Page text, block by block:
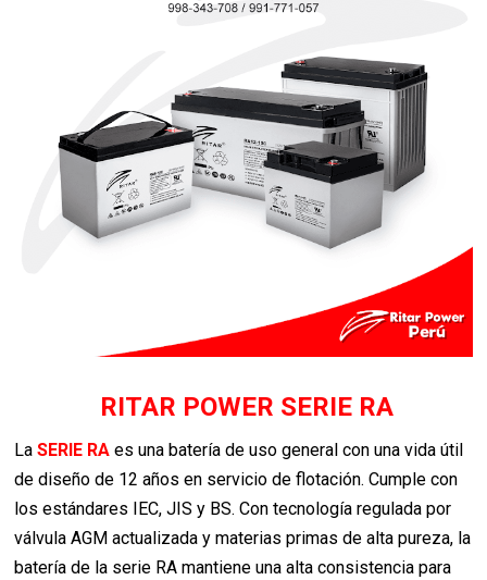
RITAR POWER SERIE RA
LaSERIE RA es una batería de uso general con una vida útil
de diseño de 12 años en servicio de flotación. Cumple con
los estándares IEC, JIS y BS. Con tecnología regulada por
válvula AGM actualizada y materias primas de alta pureza, la
batería de la serie RA mantiene una alta consistencia para